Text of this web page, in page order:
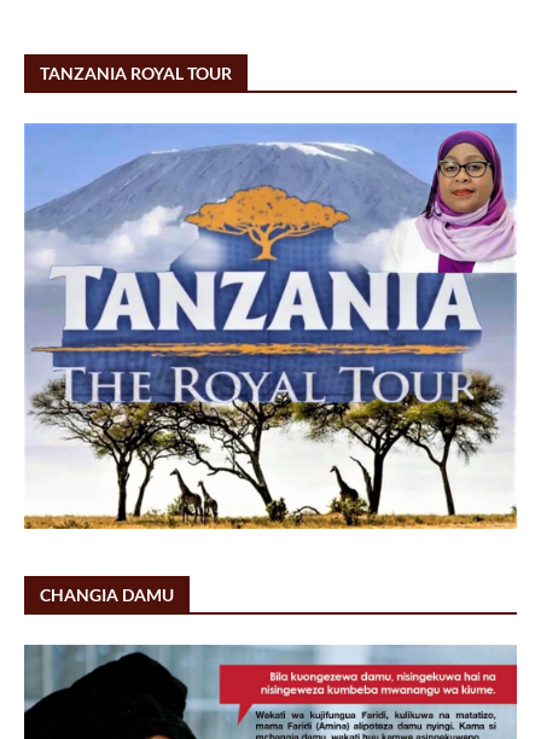
TANZANIA ROYAL TOUR
CHANGIA DAMU